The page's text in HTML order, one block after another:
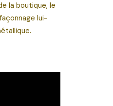
la boutique, le
lui-